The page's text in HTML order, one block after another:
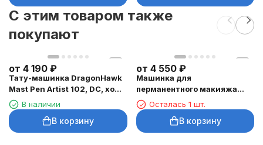
C этим товаром также
покупают
от 4 190 ₽
Тату-машинка DragonHawk
Mast Pen Artist 102, DC, ход
3,5 ммВ наличии
В корзину
от 4 550 ₽
Машинка для
перманентного макияжа
DragonHawk Mast Tour Air,
RCA, ход 2,3 мм
Осталась 1 шт.
В корзину